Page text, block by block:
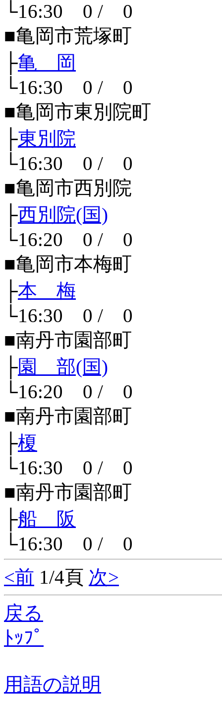
└16:30 0 / 0
■亀岡市荒塚町
├亀 岡
└16:30 0 / 0
■亀岡市東別院町
├東別院
└16:30 0 / 0
■亀岡市西別院
├西別院(国)
└16:20 0 / 0
■亀岡市本梅町
├本 梅
└16:30 0 / 0
■南丹市園部町
├園 部(国)
└16:20 0 / 0
■南丹市園部町
├榎
└16:30 0 / 0
■南丹市園部町
├船 阪
└16:30 0 / 0
<前 1/4頁 次>
戻る
ﾄｯﾌﾟ
用語の説明